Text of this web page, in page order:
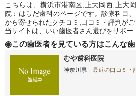
こちらは、横浜市港南区,上大岡西,上大
院：はらだ歯科のページです。診療科目
から寄せられたクチコミ,口コミ・評判がご
当サイトは、いい歯医者さん選びをサポー
◉この歯医者を見ている方はこんな
むや歯科医院
神奈川県 最近の口コミ・